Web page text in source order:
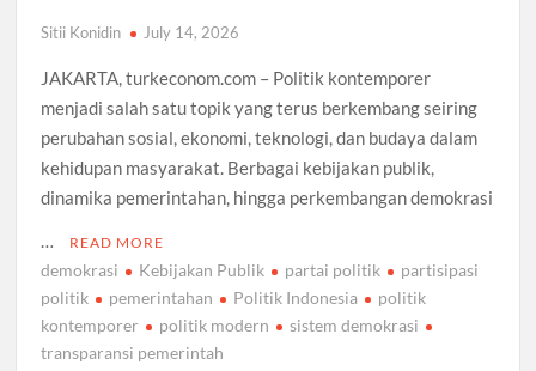
Sitii Konidin July 14, 2026
JAKARTA, turkeconom.com – Politik kontemporer
menjadi salah satu topik yang terus berkembang seiring
perubahan sosial, ekonomi, teknologi, dan budaya dalam
kehidupan masyarakat. Berbagai kebijakan publik,
dinamika pemerintahan, hingga perkembangan demokrasi
…
READ MORE
demokrasi Kebijakan Publik partai politik
partisipasi
politik
pemerintahan Politik Indonesia
politik
kontemporer
politik modern
sistem demokrasi
transparansi pemerintah